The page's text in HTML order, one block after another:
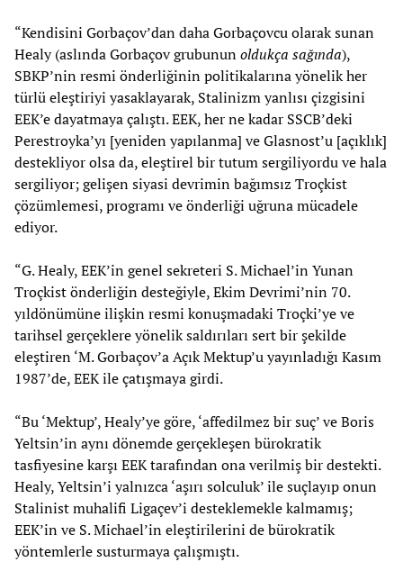
“Kendisini Gorbaçov’dan daha Gorbaçovcu olarak sunan
Healy (aslında Gorbaçov grubununoldukça sağında),
SBKP’nin resmi önderliğinin politikalarına yönelik her
türlü eleştiriyi yasaklayarak, Stalinizm yanlısı çizgisini
EEK’e dayatmaya çalıştı. EEK, her ne kadar SSCB’deki
Perestroyka’yı [yeniden yapılanma] ve Glasnost’u [açıklık]
destekliyor olsa da, eleştirel bir tutum sergiliyordu ve hala
sergiliyor; gelişen siyasi devrimin bağımsız Troçkist
çözümlemesi, programı ve önderliği uğruna mücadele
ediyor.
“G. Healy, EEK’in genel sekreteri S. Michael’in Yunan
Troçkist önderliğin desteğiyle, Ekim Devrimi’nin 70.
yıldönümüne ilişkin resmi konuşmadaki Troçki’ye ve
tarihsel gerçeklere yönelik saldırıları sert bir şekilde
eleştiren ‘M. Gorbaçov’a Açık Mektup’u yayınladığı Kasım
1987’de, EEK ile çatışmaya girdi.
“Bu ‘Mektup’, Healy’ye göre, ‘affedilmez bir suç’ ve Boris
Yeltsin’in aynı dönemde gerçekleşen bürokratik
tasfiyesine karşı EEK tarafından ona verilmiş bir destekti.
Healy, Yeltsin’i yalnızca ‘aşırı solculuk’ ile suçlayıp onun
Stalinist muhalifi Ligaçev’i desteklemekle kalmamış;
EEK’in ve S. Michael’in eleştirilerini de bürokratik
yöntemlerle susturmaya çalışmıştı.